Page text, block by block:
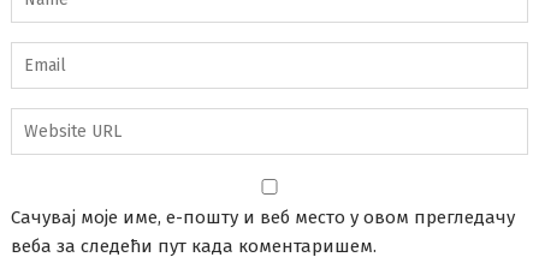
Сачувај моје име, е-пошту и веб место у овом прегледачу
веба за следећи пут када коментаришем.